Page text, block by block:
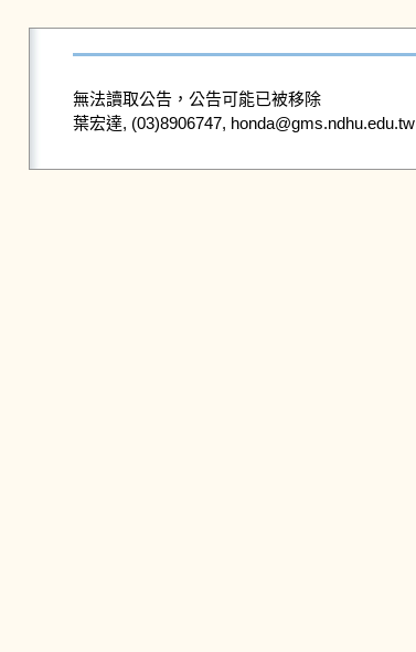
無法讀取公告，公告可能已被移除
葉宏達, (03)8906747, honda@gms.ndhu.edu.tw